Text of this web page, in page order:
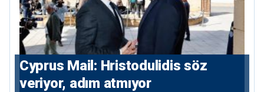
⁠Cyprus Mail: Hristodulidis söz
veriyor, adım atmıyor